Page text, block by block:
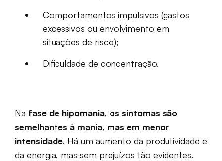
Comportamentos impulsivos (gastos
excessivos ou envolvimento em
situações de risco);
Dificuldade de concentração.
Na fase de hipomania, os sintomas são
semelhantes à mania, mas em menor
intensidade. Há um aumento da produtividade e
da energia, mas sem prejuízos tão evidentes.